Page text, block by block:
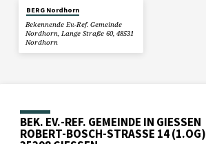
BERG Nordhorn
Bekennende Ev.-Ref. Gemeinde
Nordhorn, Lange Straße 60, 48531
Nordhorn
BEK. EV.-REF. GEMEINDE IN GIESSEN
ROBERT-BOSCH-STRASSE 14 (1.OG)